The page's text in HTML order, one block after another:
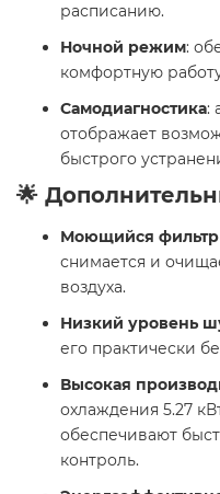
расписанию.
Ночной режим:
комфортную
Самодиагностика:
отображает
быстрого
🌟
Моющийся фильтр
снимается и
воздуха.
Низкий уровень
его практически
Высокая
охлаждения 5.27
обеспечивают
контроль.